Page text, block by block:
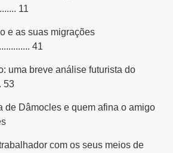
11
e as suas migrações
41
uma breve análise futurista do
53
de Dâmocles e quem afina o amigo
com os seus meios de